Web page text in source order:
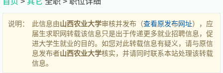
说明： 此信息由山西农业大学审核并发布（查看原发布网址），应
届生求职网转载该信息只是出于传递更多就业招聘信息，促
进大学生就业的目的。如您对此转载信息有疑义，请与原信
息发布者山西农业大学核实，并请同时联系本站处理该转载
信息。